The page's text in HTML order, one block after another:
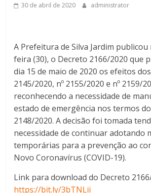
30 de abril de 2020 administrator
A Prefeitura de Silva Jardim
feira (30), o Decreto 2166/2020 que
dia 15 de maio de 2020 os efeitos
2145/2020, nº 2155/2020 e nº 2159/
reconhecendo a necessidade de
estado de emergência nos termos
2148/2020. A decisão foi tomada
necessidade de continuar adotando
temporárias para a prevenção ao
Novo Coronavírus (COVID-19).
Link para download do Decreto
https://bit.ly/3bTNLii